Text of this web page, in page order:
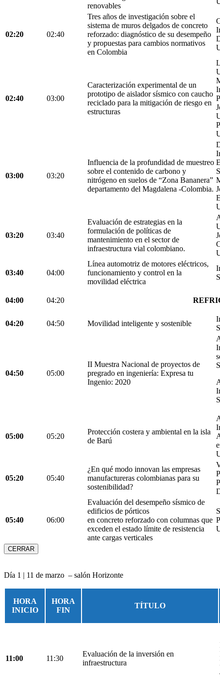
renovables
02:20 02:40
Tres años de investigación sobre el
sistema de muros delgados de concreto
reforzado: diagnóstico de su desempeño
y propuestas para cambios normativos
en Colombia
02:40 03:00
Caracterización experimental de un
prototipo de aislador sísmico con caucho
reciclado para la mitigación de riesgo en
estructuras
03:00 03:20
Influencia de la profundidad de muestreo
sobre el contenido de carbono y
nitrógeno en suelos de “Zona Bananera”
departamento del Magdalena -Colombia.
03:20 03:40
Evaluación de estrategias en la
formulación de políticas de
mantenimiento en el sector de
infraestructura vial colombiano.
03:40 04:00
Línea automotriz de motores eléctricos,
funcionamiento y control en la
movilidad eléctrica
04:00 04:20
04:20 04:50 Movilidad inteligente y sostenible
04:50 05:00
II Muestra Nacional de proyectos de
pregrado en ingeniería: Expresa tu
Ingenio: 2020
05:00 05:20
Protección costera y ambiental en la isla
de Barú
05:20 05:40
¿En qué modo innovan las empresas
manufactureras colombianas para su
sostenibilidad?
05:40 06:00
Evaluación del desempeño sísmico de
edificios de pórticos
en concreto reforzado con columnas que
exceden el estado límite de resistencia
ante cargas verticales
CERRAR
Día 1 | 11 de marzo – salón Horizonte
HORA
INICIO
HORA
FIN
TÍTULO
11:00 11:30
Evaluación de la inversión en
infraestructura